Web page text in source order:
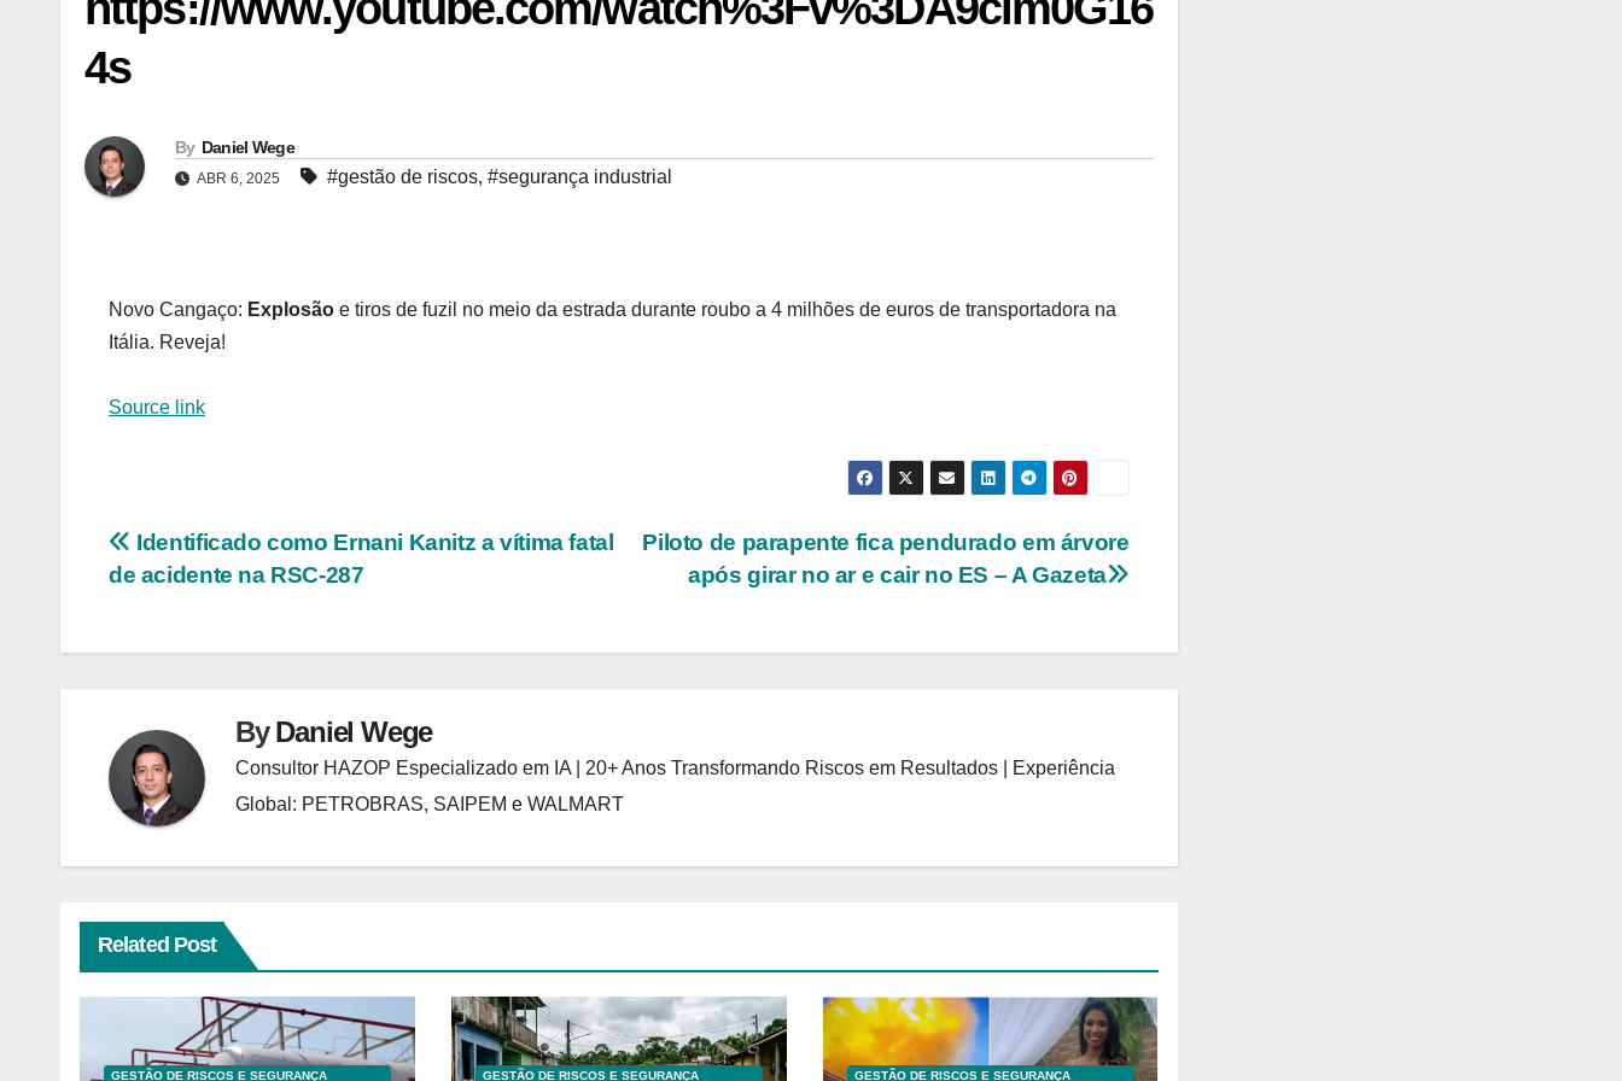
4s
By Daniel Wege
ABR 6, 2025 #gestão de riscos, #segurança industrial
Novo Cangaço: Explosão e tiros de fuzil no meio da estrada durante roubo a 4 milhões de euros de transportadora na
Itália. Reveja!
Source link
Navegação
Post
Piloto de parapente fica pendurado em árvore
após girar no ar e cair no ES – A Gazeta
Identificado como Ernani Kanitz a vítima fatal
de acidente na RSC-287
ByDaniel Wege
Consultor HAZOP Especializado em IA | 20+ Anos Transformando Riscos em Resultados | Experiência
Global: PETROBRAS, SAIPEM e WALMART
Related Post
GESTÃO DE RISCOS E SEGURANÇA
GESTÃO DE RISCOS E SEGURANÇA
GESTÃO DE RISCOS E SEGURANÇA